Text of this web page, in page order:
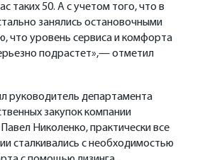
таких 50. А с учетом того, что в
занялись остановочными
что уровень сервиса и комфорта
подрастет»,— отметил
руководитель департамента
закупок компании
Николенко, практически все
сталкивались с необходимостью